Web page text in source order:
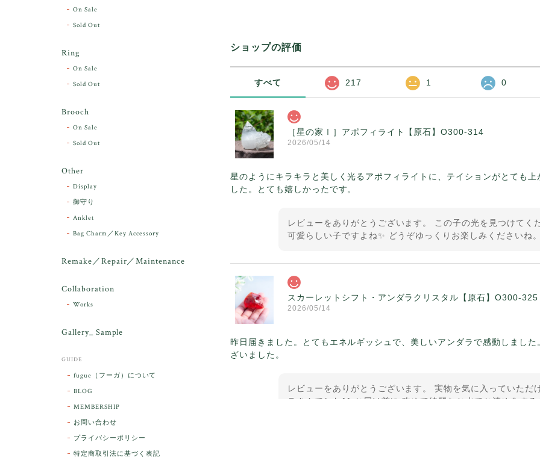
ショップの評価
すべて 217 1 0
［星の家Ⅰ］アポフィライト【原石】O300-314
2026/05/14
星のようにキラキラと美しく光るアポフィライトに、テイションがとても
した。とても嬉しかったです。
レビューをありがとうございます。 この子の光を見つけて
可愛らしい子ですよね✨ どうぞゆっくりお楽しみくださいね
スカーレットシフト・アンダラクリスタル【原石】O300-325
2026/05/14
昨日届きました。とてもエネルギッシュで、美しいアンダラで感動しまし
ざいました。
レビューをありがとうございます。 実物を気に入っていた
ラさんでした^^ お届け前に 改めて綺麗なお水でお清めをす
On Sale
Sold Out
Ring
On Sale
Sold Out
Brooch
On Sale
Sold Out
Other
Display
御守り
Anklet
Bag Charm／Key Accessory
Remake／Repair／Maintenance
Collaboration
Works
Gallery_ Sample
GUIDE
fugue（フーガ）について
BLOG
MEMBERSHIP
お問い合わせ
プライバシーポリシー
特定商取引法に基づく表記